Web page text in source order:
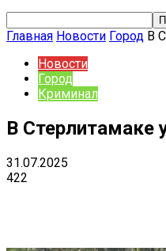
Главная Новости Город В
Новости
Город
Криминал
В Стерлитамаке
31.07.2025
422